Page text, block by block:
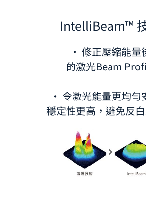
IntelliBeam™
· 修正壓縮能量
的激光Beam
· 令激光能量更均勻
穩定性更高，避免反